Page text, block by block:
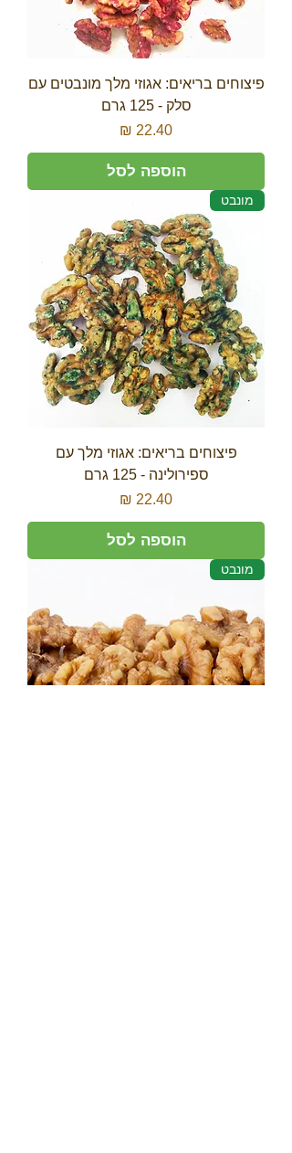
פיצוחים בריאים: אגוזי מלך מונבטים עם
סלק - 125 גרם
מחיר
הוספה לסל
מונבט
פיצוחים בריאים: אגוזי מלך עם
ספירולינה - 125 גרם
מחיר
הוספה לסל
מונבט